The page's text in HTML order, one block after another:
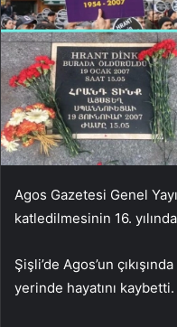
Agos Gazetesi Genel
katledilmesinin 16.
Şişli’de Agos’un
yerinde hayatını kaybetti.